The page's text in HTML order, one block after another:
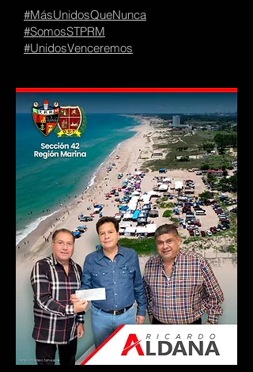
#MásUnidosQueNunca
#SomosSTPRM
#UnidosVenceremos